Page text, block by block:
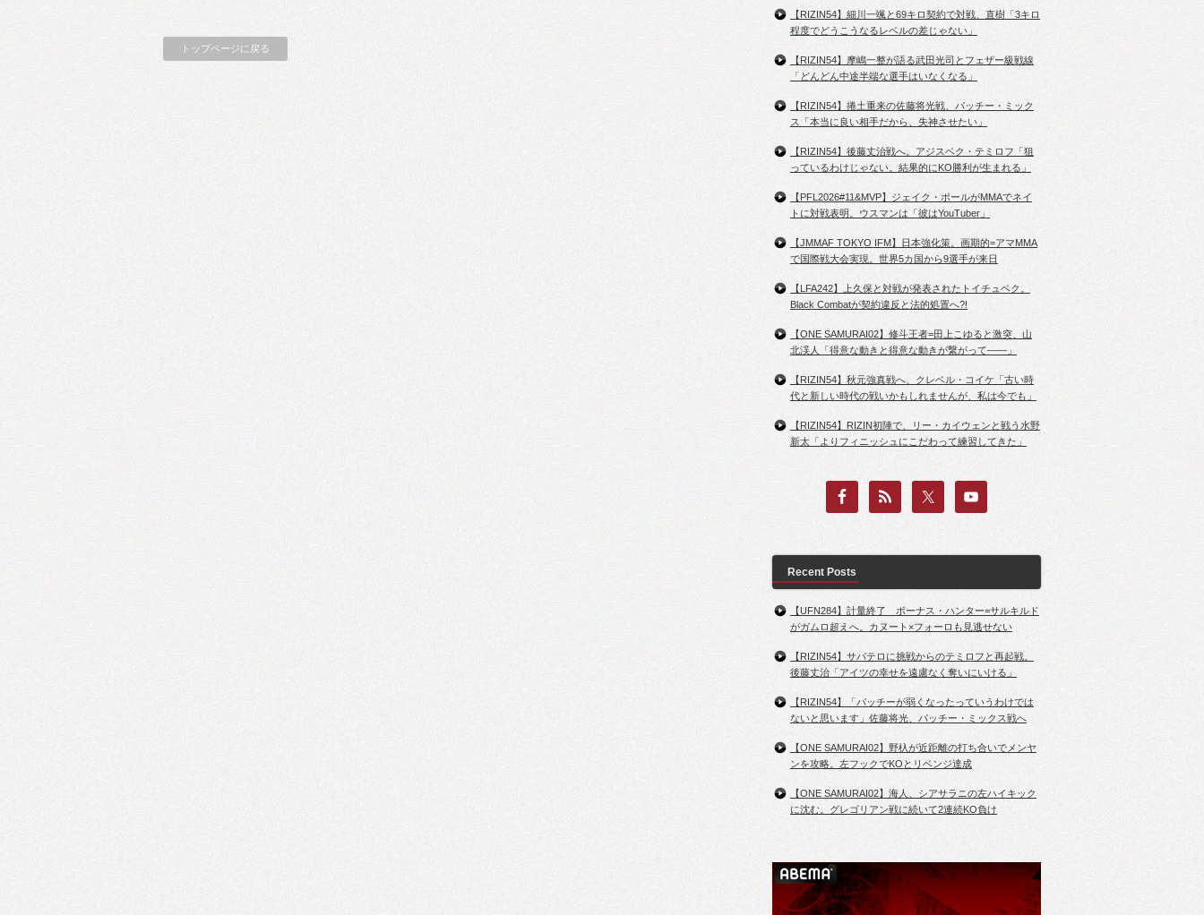
トップページに戻る
【RIZIN54】細川一颯と69キロ契約で対戦、直樹「3キロ
程度でどうこうなるレベルの差じゃない」
【RIZIN54】摩嶋一整が語る武田光司とフェザー級戦線
「どんどん中途半端な選手はいなくなる」
【RIZIN54】捲土重来の佐藤将光戦、パッチー・ミック
ス「本当に良い相手だから、失神させたい」
【RIZIN54】後藤丈治戦へ。アジスベク・テミロフ「狙
っているわけじゃない。結果的にKO勝利が生まれる」
【PFL2026#11&MVP】ジェイク・ポールがMMAでネイ
トに対戦表明。ウスマンは「彼はYouTuber」
【JMMAF TOKYO IFM】日本強化策。画期的=アマMMA
で国際戦大会実現。世界5カ国から9選手が来日
【LFA242】上久保と対戦が発表されたトイチュベク。
Black Combatが契約違反と法的処置へ?!
【ONE SAMURAI02】修斗王者=田上こゆると激突、山
北渓人「得意な動きと得意な動きが繋がって――」
【RIZIN54】秋元強真戦へ、クレベル・コイケ「古い時
代と新しい時代の戦いかもしれませんが、私は今でも」
【RIZIN54】RIZIN初陣で、リー・カイウェンと戦う水野
新太「よりフィニッシュにこだわって練習してきた」
Recent Posts
【UFN284】計量終了 ボーナス・ハンター=サルキルド
がガムロ超えへ。カヌート×フォーロも見逃せない
【RIZIN54】サバテロに挑戦からのテミロフと再起戦。
後藤丈治「アイツの幸せを遠慮なく奪いにいける」
【RIZIN54】「パッチーが弱くなったっていうわけでは
ないと思います」佐藤将光、パッチー・ミックス戦へ
【ONE SAMURAI02】野杁が近距離の打ち合いでメンヤ
ンを攻略。左フックでKOとリベンジ達成
【ONE SAMURAI02】海人、シアサラニの左ハイキック
に沈む。グレゴリアン戦に続いて2連続KO負け